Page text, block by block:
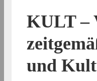
KULT –
und